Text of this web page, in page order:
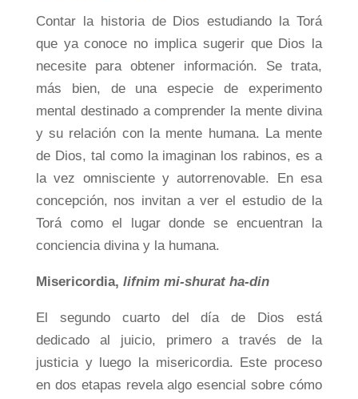
Contar la historia de Dios estudiando la Torá
que ya conoce no implica sugerir que Dios la
necesite para obtener información. Se trata,
más bien, de una especie de experimento
mental destinado a comprender la mente divina
y su relación con la mente humana. La mente
de Dios, tal como la imaginan los rabinos, es a
la vez omnisciente y autorrenovable. En esa
concepción, nos invitan a ver el estudio de la
Torá como el lugar donde se encuentran la
conciencia divina y la humana.
Misericordia, lifnim mi-shurat ha-din
El segundo cuarto del día de Dios está
dedicado al juicio, primero a través de la
justicia y luego la misericordia. Este proceso
en dos etapas revela algo esencial sobre cómo